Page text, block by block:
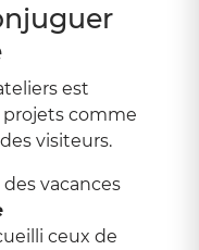
est
projets comme
visiteurs.
vacances
ceux de